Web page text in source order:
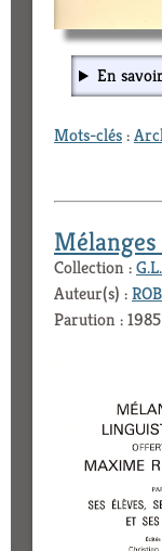
En
Mots-clés:
Collection :
Auteur(s) :
Parution : 1985